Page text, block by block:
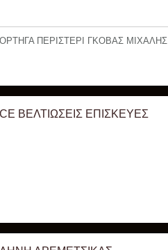
ΠΕΡΙΣΤΕΡΙ ΓΚΟΒΑΣ ΜΙΧΑΛΗΣ
ΒΕΛΤΙΩΣΕΙΣ ΕΠΙΣΚΕΥΕΣ